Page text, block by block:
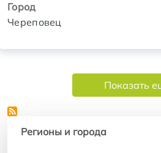
Город
Череповец
Показать
Регионы и города